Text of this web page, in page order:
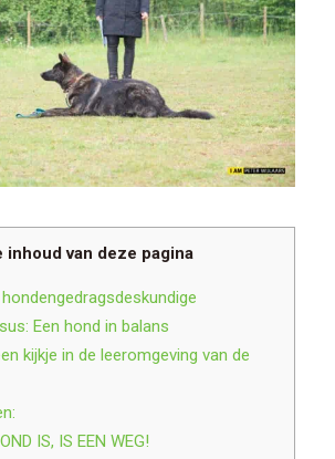
AANMELDEN
inhoud van deze pagina
Een hond in balans
kijkje in de leeromgeving van de
IS, IS EEN WEG!